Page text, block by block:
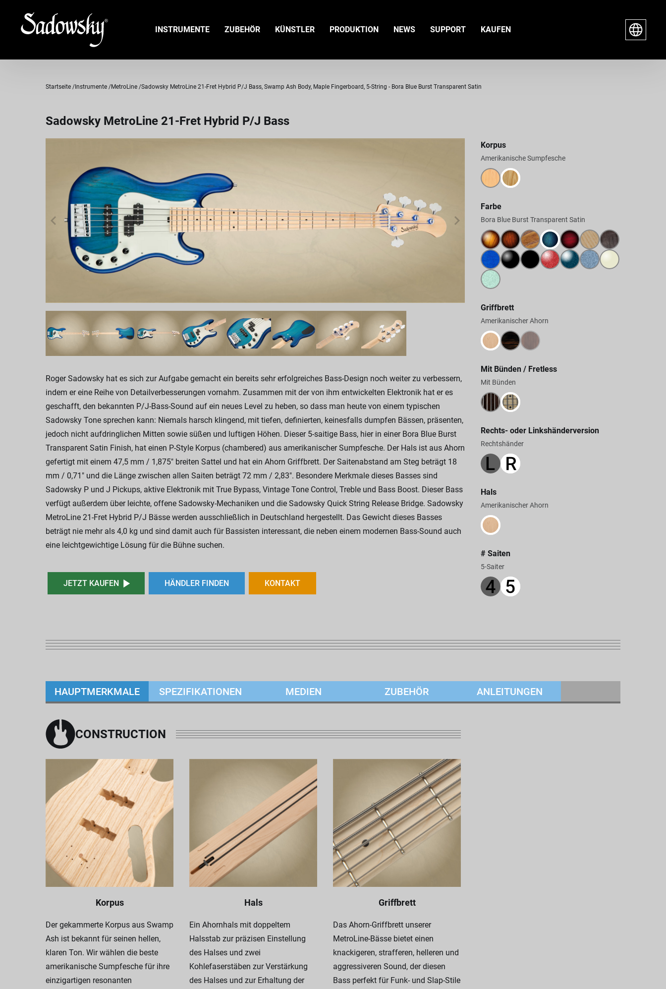
INSTRUMENTE ZUBEHÖR KÜNSTLER PRODUKTION NEWS SUPPORT KAUFEN
Startseite Instrumente MetroLine Sadowsky MetroLine 21-Fret Hybrid P/J Bass, Swamp Ash Body, Maple Fingerboard, 5-String - Bora Blue Burst Transparent Satin
Sadowsky MetroLine 21-Fret Hybrid P/J Bass
Korpus
Amerikanische Sumpfesche
Farbe
Bora Blue Burst Transparent Satin
Griffbrett
Amerikanischer Ahorn
Mit Bünden / Fretless
Mit Bünden
Rechts- oder Linkshänderversion
Rechtshänder
Hals
Amerikanischer Ahorn
# Saiten
5-Saiter
Roger Sadowsky hat es sich zur Aufgabe gemacht ein bereits sehr erfolgreiches Bass-Design noch weiter zu verbessern,
indem er eine Reihe von Detailverbesserungen vornahm. Zusammen mit der von ihm entwickelten Elektronik hat er es
geschafft, den bekannten P/J-Bass-Sound auf ein neues Level zu heben, so dass man heute von einem typischen
Sadowsky Tone sprechen kann: Niemals harsch klingend, mit tiefen, definierten, keinesfalls dumpfen Bässen, präsenten,
jedoch nicht aufdringlichen Mitten sowie süßen und luftigen Höhen. Dieser 5-saitige Bass, hier in einer Bora Blue Burst
Transparent Satin Finish, hat einen P-Style Korpus (chambered) aus amerikanischer Sumpfesche. Der Hals ist aus Ahorn
gefertigt mit einem 47,5 mm / 1,875" breiten Sattel und hat ein Ahorn Griffbrett. Der Saitenabstand am Steg beträgt 18
mm / 0,71" und die Länge zwischen allen Saiten beträgt 72 mm / 2,83". Besondere Merkmale dieses Basses sind
Sadowsky P und J Pickups, aktive Elektronik mit True Bypass, Vintage Tone Control, Treble und Bass Boost. Dieser Bass
verfügt außerdem über leichte, offene Sadowsky-Mechaniken und die Sadowsky Quick String Release Bridge. Sadowsky
MetroLine 21-Fret Hybrid P/J Bässe werden ausschließlich in Deutschland hergestellt. Das Gewicht dieses Basses
beträgt nie mehr als 4,0 kg und sind damit auch für Bassisten interessant, die neben einem modernen Bass-Sound auch
eine leichtgewichtige Lösung für die Bühne suchen.
JETZT KAUFEN HÄNDLER FINDEN KONTAKT
HAUPTMERKMALE SPEZIFIKATIONEN MEDIEN ZUBEHÖR ANLEITUNGEN
CONSTRUCTION
Korpus
Der gekammerte Korpus aus Swamp
Ash ist bekannt für seinen hellen,
klaren Ton. Wir wählen die beste
amerikanische Sumpfesche für ihre
einzigartigen resonanten
Hals
Ein Ahornhals mit doppeltem
Halsstab zur präzisen Einstellung
des Halses und zwei
Kohlefaserstäben zur Verstärkung
des Halses und zur Erhaltung der
Griffbrett
Das Ahorn-Griffbrett unserer
MetroLine-Bässe bietet einen
knackigeren, strafferen, helleren und
aggressiveren Sound, der diesen
Bass perfekt für Funk- und Slap-Stile